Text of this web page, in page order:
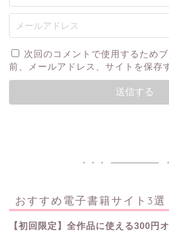
次回のコメントで使用するため
前、メールアドレス、サイトを保存
おすすめ電子書籍サイト3選
【初回限定】全作品に使える300円